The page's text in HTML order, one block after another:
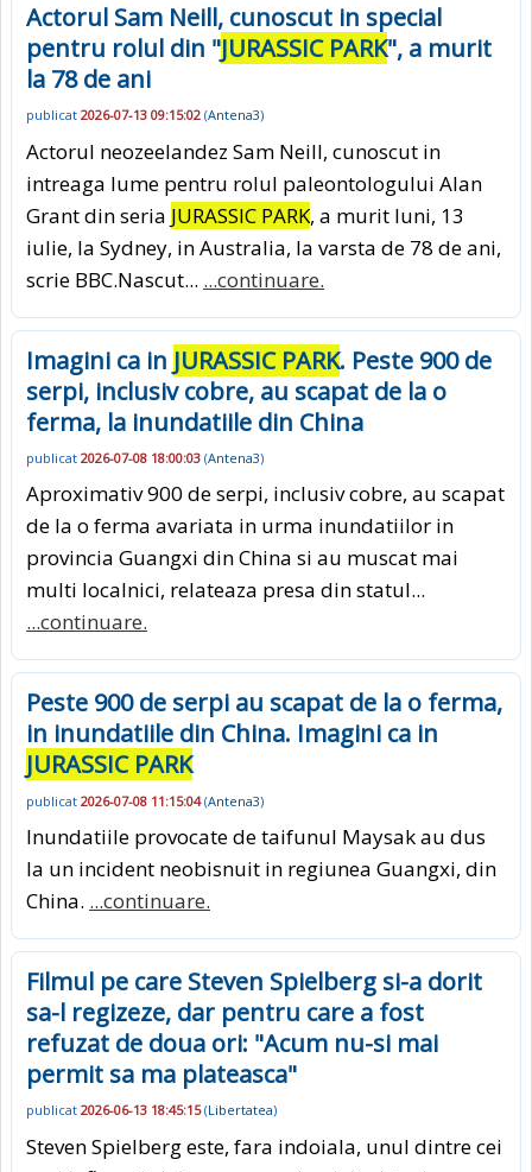
Actorul Sam Neill, cunoscut in special
pentru rolul din "JURASSIC PARK", a murit
la 78 de ani
publicat 2026-07-13 09:15:02 (Antena3)
Actorul neozeelandez Sam Neill, cunoscut in
intreaga lume pentru rolul paleontologului Alan
Grant din seria JURASSIC PARK, a murit luni, 13
iulie, la Sydney, in Australia, la varsta de 78 de ani,
scrie BBC.Nascut... ...continuare.
Imagini ca in JURASSIC PARK. Peste 900 de
serpi, inclusiv cobre, au scapat de la o
ferma, la inundatiile din China
publicat 2026-07-08 18:00:03 (Antena3)
Aproximativ 900 de serpi, inclusiv cobre, au scapat
de la o ferma avariata in urma inundatiilor in
provincia Guangxi din China si au muscat mai
multi localnici, relateaza presa din statul...
...continuare.
Peste 900 de serpi au scapat de la o ferma,
in inundatiile din China. Imagini ca in
JURASSIC PARK
publicat 2026-07-08 11:15:04(Antena3)
Inundatiile provocate de taifunul Maysak au dus
la un incident neobisnuit in regiunea Guangxi, din
China. ...continuare.
Filmul pe care Steven Spielberg si-a dorit
sa-l regizeze, dar pentru care a fost
refuzat de doua ori: "Acum nu-si mai
permit sa ma plateasca"
publicat 2026-06-13 18:45:15(Libertatea)
Steven Spielberg este, fara indoiala, unul dintre cei